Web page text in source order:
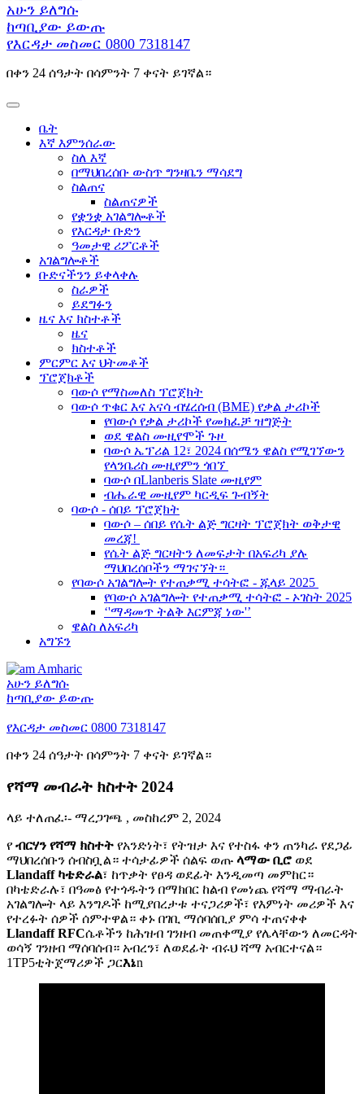
አሁን ይለግሱ
ከጣቢያው ይውጡ
የእርዳታ መስመር 0800 7318147
በቀን 24 ሰዓታት በሳምንት 7 ቀናት ይገኛል።
ቤት
እኛ እምንሰራው
ስለ እኛ
በማህበረሰቡ ውስጥ ግንዛቤን ማሳደግ
ስልጠና
ስልጠናዎች
የቋንቋ አገልግሎቶች
የእርዳታ ቡድን
ዓመታዊ ሪፖርቶች
አገልግሎቶች
ቡድናችንን ይቀላቀሉ
ስራዎች
ይደግፉን
ዜና እና ክስተቶች
ዜና
ክስተቶች
ምርምር እና ህትመቶች
ፕሮጀክቶች
ባውሶ የማስመለስ ፕሮጀክት
ባውሶ ጥቁር እና አናሳ ብሄረሰብ (BME) የቃል ታሪኮች
የባውሶ የቃል ታሪኮች የመክፈቻ ዝግጅት
ወደ ዌልስ ሙዚየሞች ጉዞ
ባውሶ ኤፕሪል 12፣ 2024 በሰሜን ዌልስ የሚገኘውን
የላንቤሪስ ሙዚየምን ጎበኘ
ባውሶ በLlanberis Slate ሙዚየም
ብሔራዊ ሙዚየም ካርዲፍ ጉብኝት
ባውሶ - ሰበይ ፕሮጀክት
ባውሶ – ሰበይ የሴት ልጅ ግርዛት ፕሮጀክት ወቅታዊ
መረጃ!
የሴት ልጅ ግርዛትን ለመፍታት በአፍሪካ ያሉ
ማህበረሰቦችን ማገናኘት።
የባውሶ አገልግሎት የተጠቃሚ ተሳትፎ - ጁላይ 2025
የባውሶ አገልግሎት የተጠቃሚ ተሳትፎ - ኦገስት 2025
‘'ማዳመጥ ትልቅ እርምጃ ነው'’
ዌልስ ለአፍሪካ
አግኙን
Amharic
አሁን ይለግሱ
ከጣቢያው ይውጡ
የእርዳታ መስመር 0800 7318147
በቀን 24 ሰዓታት በሳምንት 7 ቀናት ይገኛል።
የሻማ መብራት ክስተት 2024
ላይ ተለጠፈ፡- ማረጋገጫ , መስከረም 2, 2024
የ ብርሃን የሻማ ክስተት የአንድነት፣ የትዝታ እና የተስፋ ቀን ጠንካራ የደጋፊ
ማህበረሰቡን ሰብስቧል። ተሳታፊዎች ሰልፍ ወጡ ላማው ቢሮ ወደ
Llandaff ካቴድራል፣ ከጥቃት የፀዳ ወደፊት እንዲመጣ መምከር።
በካቴድራሉ፣ በዓመፅ የተጎዱትን በማክበር ከልብ የመነጨ የሻማ ማብራት
አገልግሎት ላይ እንግዶች ከሚያበረታቱ ተናጋሪዎች፣ የእምነት መሪዎች እና
የተረፉት ሰዎች ሰምተዋል። ቀኑ በገቢ ማሰባሰቢያ ምሳ ተጠናቀቀ
Llandaff RFCሴቶችን ከሕዝብ ገንዘብ መጠቀሚያ የሌላቸውን ለመርዳት
ወሳኝ ገንዘብ ማሰባሰብ። አብረን፣ ለወደፊት ብሩህ ሻማ አብርተናል።
1TP5ቲትጀማሪዎች ጋርእኔn